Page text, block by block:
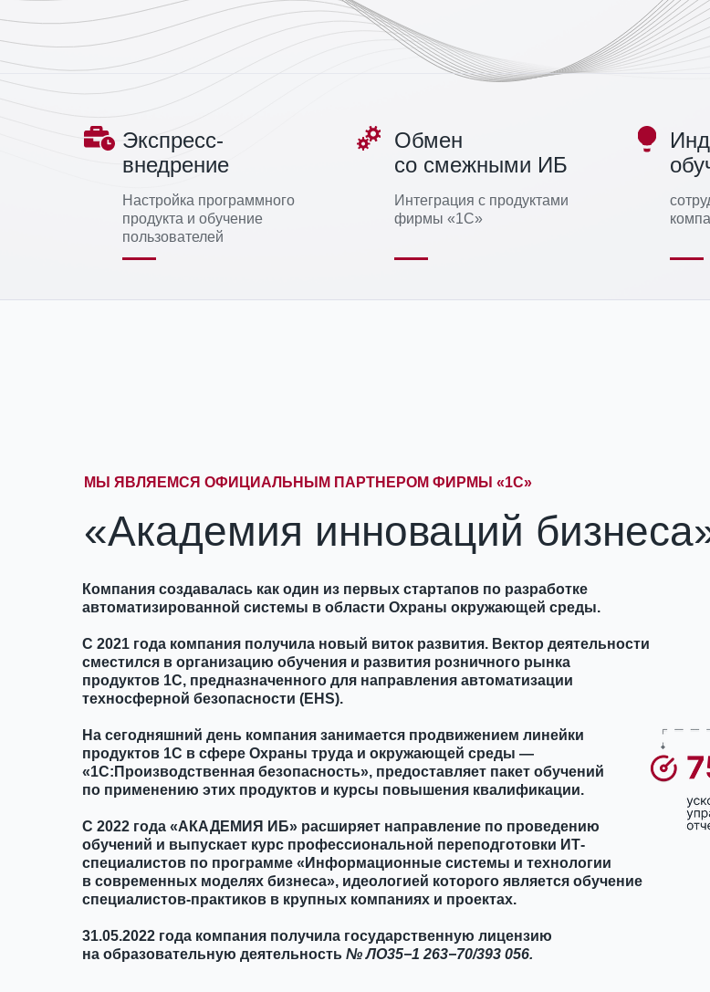
Экспресс-
внедрение
Настройка программного
продукта и обучение
пользователей
Обмен
со смежными ИБ
Интеграция с продуктами
фирмы «1С»
«Академия инноваций
МЫ ЯВЛЯЕМСЯ ОФИЦИАЛЬНЫМ ПАРТНЕРОМ ФИРМЫ «1С»
Компания создавалась как один из первых стартапов по разработке
автоматизированной системы в области Охраны окружающей среды.
С 2021 года компания получила новый виток развития. Вектор деятельности
сместился в организацию обучения и развития розничного рынка
продуктов 1С, предназначенного для направления автоматизации
техносферной безопасности (EHS).
На сегодняшний день компания занимается продвижением линейки
продуктов 1С в сфере Охраны труда и окружающей среды —
«1С:Производственная безопасность», предоставляет пакет обучений
по применению этих продуктов и курсы повышения квалификации.
С 2022 года «АКАДЕМИЯ ИБ» расширяет направление по проведению
обучений и выпускает курс профессиональной переподготовки ИТ-
специалистов по программе «Информационные системы и технологии
в современных моделях бизнеса», идеологией которого является обучение
специалистов-практиков в крупных компаниях и проектах.
31.05.2022 года компания получила государственную лицензию
на образовательную деятельность № ЛО35−1 263−70/393 056.